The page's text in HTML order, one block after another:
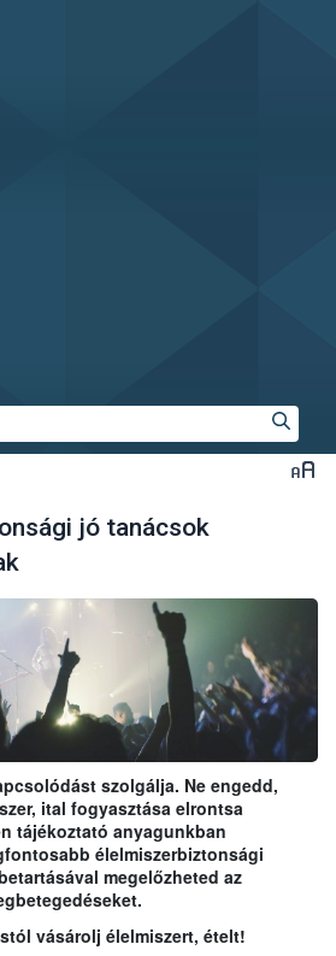
jó tanácsok
szolgálja. Ne engedd,
ital fogyasztása elrontsa
tájékoztató anyagunkban
élelmiszerbiztonsági
megelőzheted az
vásárolj élelmiszert, ételt!